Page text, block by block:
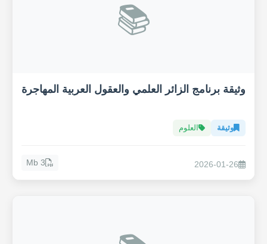
📚
وثيقة برنامج الزائر العلمي والعقول العربية المهاجرة
وثيقة العلوم
2026-01-26
3 Mb